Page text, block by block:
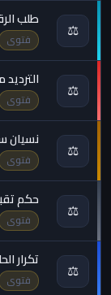
⚖️ طلب
فتوى
⚖️ فتوى
⚖️ نسيان
فتوى
⚖️ حكم
فتوى
⚖️ تكرار
فتوى